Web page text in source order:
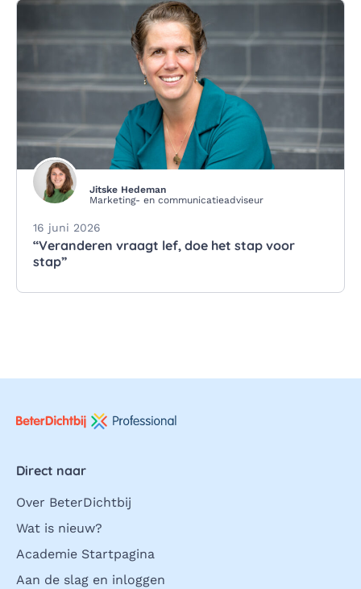
Jitske Hedeman
Marketing- en communicatieadviseur
16 juni 2026
“Veranderen vraagt lef, doe het stap voor
stap”
Direct naar
Over BeterDichtbij
Wat is nieuw?
Academie Startpagina
Aan de slag en inloggen